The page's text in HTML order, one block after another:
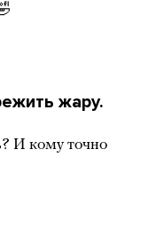
жару.
И кому точно